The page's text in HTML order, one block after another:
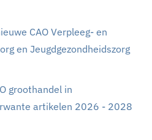
CAO Verpleeg- en
en Jeugdgezondheidszorg
groothandel in
artikelen 2026 - 2028